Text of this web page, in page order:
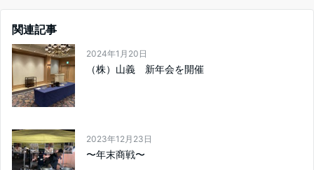
関連記事
2024年1月20日
（株）山義 新年会を開催
2023年12月23日
〜年末商戦〜